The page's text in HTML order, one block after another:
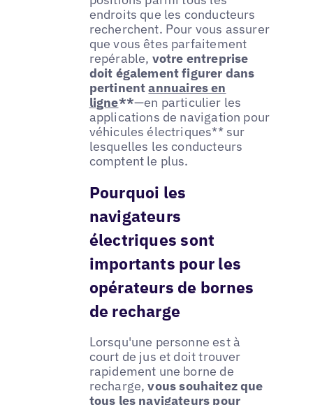
endroits que les conducteurs
recherchent. Pour vous assurer
que vous êtes parfaitement
repérable, votre entreprise
doit également figurer dans
pertinentannuaires en
ligne**—en particulier les
applications de navigation pour
véhicules électriques** sur
lesquelles les conducteurs
comptent le plus.
Pourquoi les
navigateurs
électriques sont
importants pour les
opérateurs de bornes
de recharge
Lorsqu'une personne est à
court de jus et doit trouver
rapidement une borne de
recharge,vous souhaitez que
tous les navigateurs pour